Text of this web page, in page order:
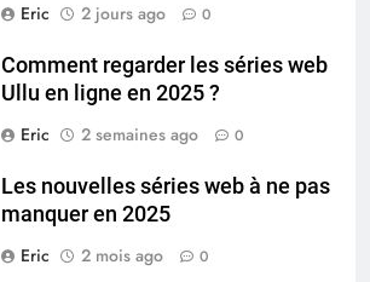
Eric
2 jours ago 0
Comment regarder les séries web
Ullu en ligne en 2025 ?
Eric
2 semaines ago 0
Les nouvelles séries web à ne pas
manquer en 2025
Eric
2 mois ago 0